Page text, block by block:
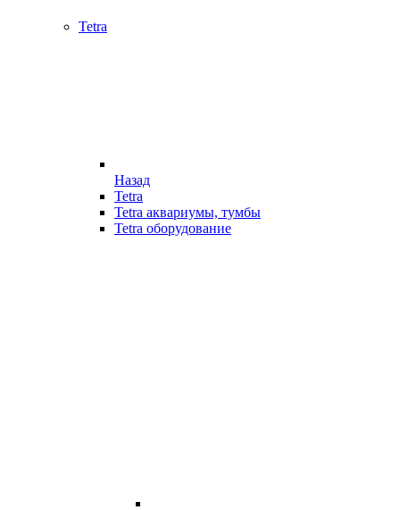
Tetra
Назад
Tetra
Tetra аквариумы, тумбы
Tetra оборудование